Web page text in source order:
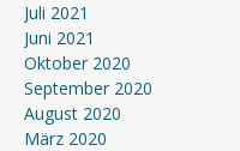
Juli 2021
Juni 2021
Oktober 2020
September 2020
August 2020
März 2020